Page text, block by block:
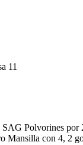
11
Polvorines
Mansilla con 4, 2